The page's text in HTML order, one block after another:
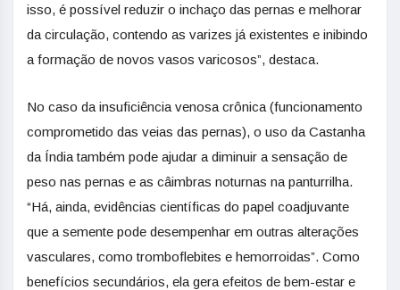
isso, é possível reduzir o inchaço das pernas e melhorar
da circulação, contendo as varizes já existentes e inibindo
a formação de novos vasos varicosos”, destaca.
No caso da insuficiência venosa crônica (funcionamento
comprometido das veias das pernas), o uso da Castanha
da Índia também pode ajudar a diminuir a sensação de
peso nas pernas e as câimbras noturnas na panturrilha.
“Há, ainda, evidências científicas do papel coadjuvante
que a semente pode desempenhar em outras alterações
vasculares, como tromboflebites e hemorroidas”. Como
benefícios secundários, ela gera efeitos de bem-estar e